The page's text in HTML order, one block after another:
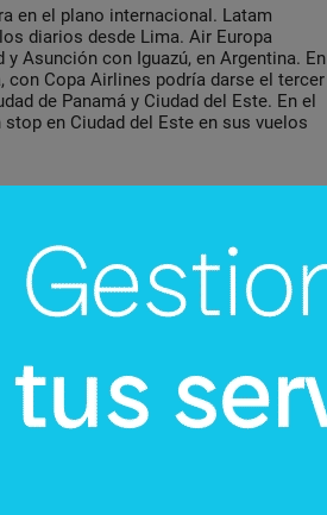
en el plano internacional. Latam
diarios desde Lima. Air Europa
Asunción con Iguazú, en Argentina. En
Copa Airlines podría darse el tercer
de Panamá y Ciudad del Este. En el
en Ciudad del Este en sus vuelos
de